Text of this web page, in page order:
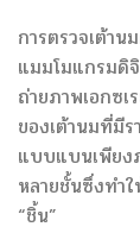
การตรวจเต้า
แมมโมแกรมดิ
ถ่ายภาพเอกซ
ของเต้านมที่มี
แบบแบนเพียง
หลายชั้นซึ่งทำใ
“ชิ้น”